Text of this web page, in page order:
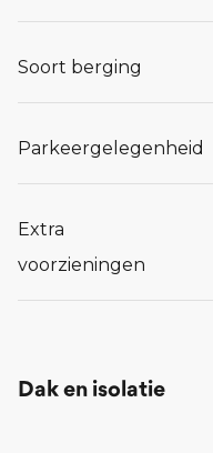
Soort berging
Parkeergelegenheid
Extra
voorzieningen
Dak en isolatie